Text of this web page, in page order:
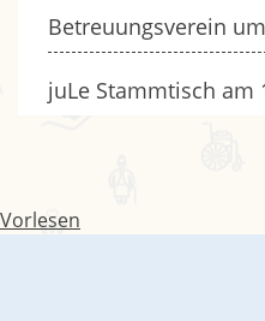
Betreuungsverein
juLe Stammtisch am
Vorlesen